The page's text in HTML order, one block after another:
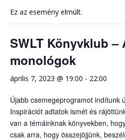
Ez az esemény elmúlt.
SWLT Könyvklub –
monológok
április 7, 2023 @ 19:00 - 22:00
Újabb csemegeprogramot indítunk
Inspirációt adtatok ismét és
van a témáinknak könyvekben,
csak arra, hogy összejöjjünk,